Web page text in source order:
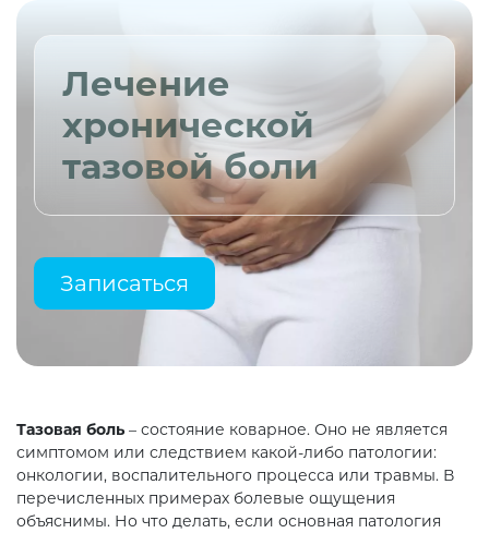
Лечение
хронической
тазовой боли
Записаться
Тазовая боль – состояние коварное. Оно не является
симптомом или следствием какой-либо патологии:
онкологии, воспалительного процесса или травмы. В
перечисленных примерах болевые ощущения
объяснимы. Но что делать, если основная патология